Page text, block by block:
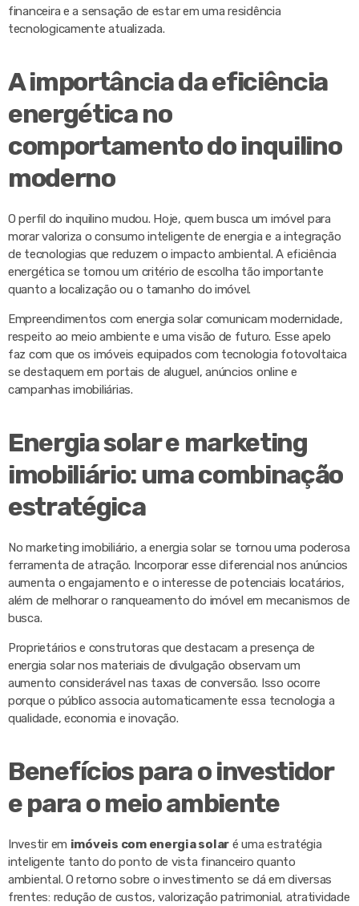
financeira e a sensação de estar em uma residência
tecnologicamente atualizada.
A importância da eficiência
energética no
comportamento do inquilino
moderno
O perfil do inquilino mudou. Hoje, quem busca um imóvel para
morar valoriza o consumo inteligente de energia e a integração
de tecnologias que reduzem o impacto ambiental. A eficiência
energética se tornou um critério de escolha tão importante
quanto a localização ou o tamanho do imóvel.
Empreendimentos com energia solar comunicam modernidade,
respeito ao meio ambiente e uma visão de futuro. Esse apelo
faz com que os imóveis equipados com tecnologia fotovoltaica
se destaquem em portais de aluguel, anúncios online e
campanhas imobiliárias.
Energia solar e marketing
imobiliário: uma combinação
estratégica
No marketing imobiliário, a energia solar se tornou uma poderosa
ferramenta de atração. Incorporar esse diferencial nos anúncios
aumenta o engajamento e o interesse de potenciais locatários,
além de melhorar o ranqueamento do imóvel em mecanismos de
busca.
Proprietários e construtoras que destacam a presença de
energia solar nos materiais de divulgação observam um
aumento considerável nas taxas de conversão. Isso ocorre
porque o público associa automaticamente essa tecnologia a
qualidade, economia e inovação.
Benefícios para o investidor
e para o meio ambiente
Investir em imóveis com energia solar é uma estratégia
inteligente tanto do ponto de vista financeiro quanto
ambiental. O retorno sobre o investimento se dá em diversas
frentes: redução de custos, valorização patrimonial, atratividade